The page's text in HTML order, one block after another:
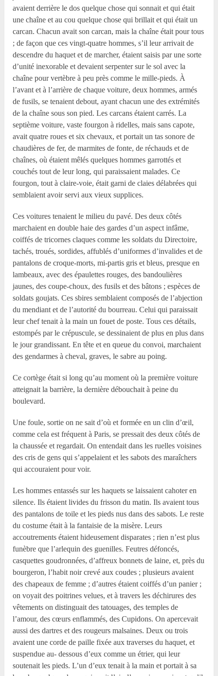
avaient derrière le dos quelque chose qui sonnait et qui était
une chaîne et au cou quelque chose qui brillait et qui était un
carcan. Chacun avait son carcan, mais la chaîne était pour tous
; de façon que ces vingt-quatre hommes, s’il leur arrivait de
descendre du haquet et de marcher, étaient saisis par une sorte
d’unité inexorable et devaient serpenter sur le sol avec la
chaîne pour vertèbre à peu près comme le mille-pieds. À
l’avant et à l’arrière de chaque voiture, deux hommes, armés
de fusils, se tenaient debout, ayant chacun une des extrémités
de la chaîne sous son pied. Les carcans étaient carrés. La
septième voiture, vaste fourgon à ridelles, mais sans capote,
avait quatre roues et six chevaux, et portait un tas sonore de
chaudières de fer, de marmites de fonte, de réchauds et de
chaînes, où étaient mêlés quelques hommes garrottés et
couchés tout de leur long, qui paraissaient malades. Ce
fourgon, tout à claire-voie, était garni de claies délabrées qui
semblaient avoir servi aux vieux supplices.
Ces voitures tenaient le milieu du pavé. Des deux côtés
marchaient en double haie des gardes d’un aspect infâme,
coiffés de tricornes claques comme les soldats du Directoire,
tachés, troués, sordides, affublés d’uniformes d’invalides et de
pantalons de croque-morts, mi-partis gris et bleus, presque en
lambeaux, avec des épaulettes rouges, des bandoulières
jaunes, des coupe-choux, des fusils et des bâtons ; espèces de
soldats goujats. Ces sbires semblaient composés de l’abjection
du mendiant et de l’autorité du bourreau. Celui qui paraissait
leur chef tenait à la main un fouet de poste. Tous ces détails,
estompés par le crépuscule, se dessinaient de plus en plus dans
le jour grandissant. En tête et en queue du convoi, marchaient
des gendarmes à cheval, graves, le sabre au poing.
Ce cortège était si long qu’au moment où la première voiture
atteignait la barrière, la dernière débouchait à peine du
boulevard.
Une foule, sortie on ne sait d’où et formée en un clin d’œil,
comme cela est fréquent à Paris, se pressait des deux côtés de
la chaussée et regardait. On entendait dans les ruelles voisines
des cris de gens qui s’appelaient et les sabots des maraîchers
qui accouraient pour voir.
Les hommes entassés sur les haquets se laissaient cahoter en
silence. Ils étaient livides du frisson du matin. Ils avaient tous
des pantalons de toile et les pieds nus dans des sabots. Le reste
du costume était à la fantaisie de la misère. Leurs
accoutrements étaient hideusement disparates ; rien n’est plus
funèbre que l’arlequin des guenilles. Feutres défoncés,
casquettes goudronnées, d’affreux bonnets de laine, et, près du
bourgeron, l’habit noir crevé aux coudes ; plusieurs avaient
des chapeaux de femme ; d’autres étaient coiffés d’un panier ;
on voyait des poitrines velues, et à travers les déchirures des
vêtements on distinguait des tatouages, des temples de
l’amour, des cœurs enflammés, des Cupidons. On apercevait
aussi des dartres et des rougeurs malsaines. Deux ou trois
avaient une corde de paille fixée aux traverses du haquet, et
suspendue au- dessous d’eux comme un étrier, qui leur
soutenait les pieds. L’un d’eux tenait à la main et portait à sa